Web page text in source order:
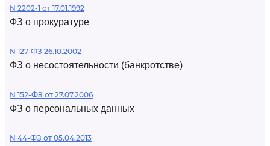
N 2202-1 от 17.01.1992
ФЗ о прокуратуре
N 127-ФЗ 26.10.2002
ФЗ о несостоятельности (банкротстве)
N 152-ФЗ от 27.07.2006
ФЗ о персональных данных
N 44-ФЗ от 05.04.2013